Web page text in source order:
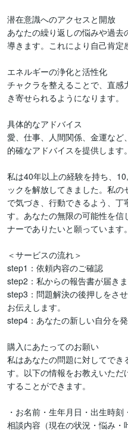
潜在意識へのアクセスと開放
あなたの繰り返しの悩みや過去
導きます。これにより自己肯定
エネルギーの浄化と活性化
チャクラを整えることで、直感
き寄せられるようになります。
具体的なアドバイス
愛、仕事、人間関係、金運な
的確なアドバイスを提供します。
私は40年以上の経験を持ち、
ックを解放してきました。私
で気づき、行動できるよう、丁
す。あなたの無限の可能性を信
ナーでありたいと願っています。
＜サービスの流れ＞
step1：依頼内容のご確認
step2：私からの報告書が届きま
step3：問題解決の後押しをさ
お伝えします。
step4：あなたの新しい自分を発
購入にあたってのお願い
私はあなたの問題に対してでき
す。以下の情報をお教えいた
することができます。
・お名前・生年月日・出生時
相談内容（現在の状況・悩み・